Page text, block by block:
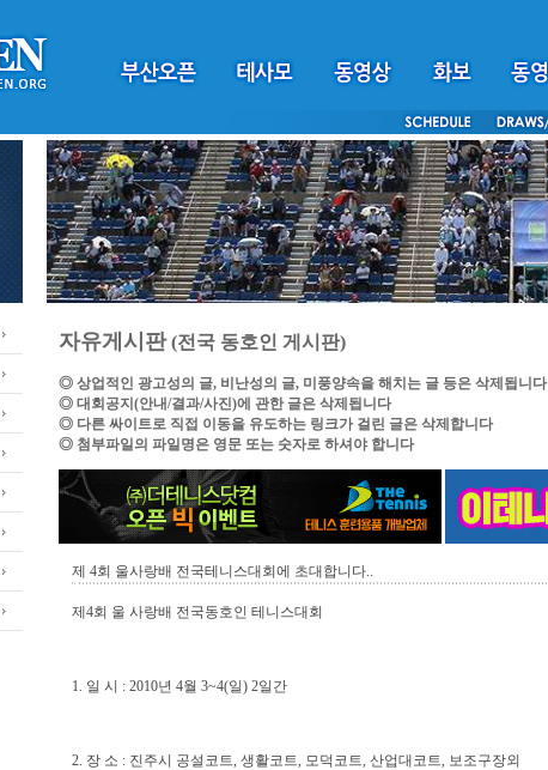
자유게시판(전국 동호인 게시판)
◎ 상업적인 광고성의 글, 비난성의 글, 미풍양속을 해치는 글 등은 삭제됩니다
◎ 대회공지(안내/결과/사진)에 관한 글은 삭제됩니다
◎ 다른 싸이트로 직접 이동을 유도하는 링크가 걸린 글은 삭제합니다
◎ 첨부파일의 파일명은 영문 또는 숫자로 하셔야 합니다
제 4회 울사랑배 전국테니스대회에 초대합니다..
제4회 울 사랑배 전국동호인 테니스대회
1. 일 시 : 2010년 4월 3~4(일) 2일간
2. 장 소 : 진주시 공설코트, 생활코트, 모덕코트, 산업대코트, 보조구장외